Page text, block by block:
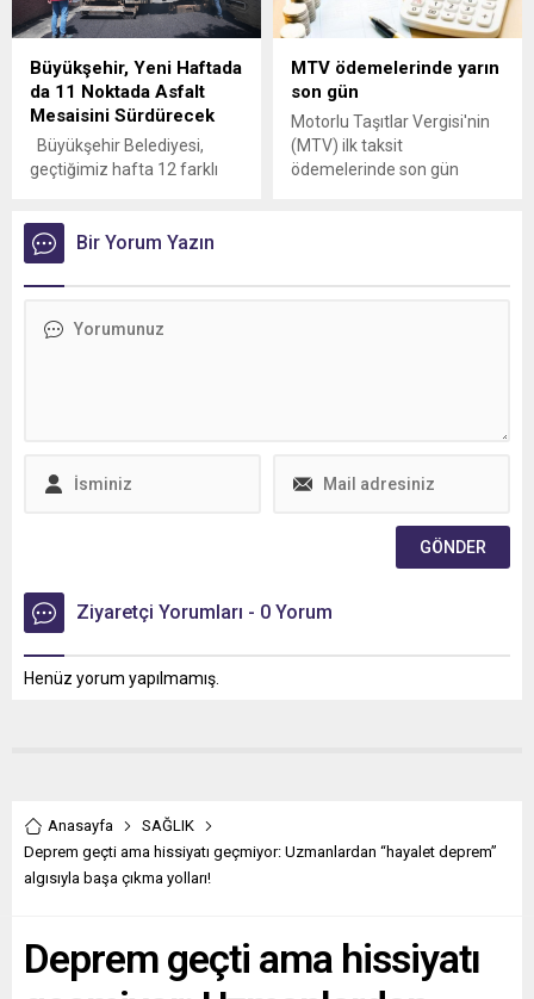
Büyükşehir, Yeni Haftada
da 11 Noktada Asfalt
Mesaisini Sürdürecek
Büyükşehir Belediyesi,
geçtiğimiz hafta 12 farklı
yaklaşık 10 kilometrelik yolu
sıcak asfaltla buluşturdu.
Ekipler bu hafta ise
Göksun’da 11 noktada asfalt
vatandaşlara daha konforlu
MTV ödemelerinde yarın
son gün
Motorlu Taşıtlar Vergisi'nin
(MTV) ilk taksit
ödemelerinde son gün
şubeleri ve mobil bankacılık
Bir Yorum Yazın
Ziyaretçi Yorumları - 0 Yorum
Henüz yorum yapılmamış.
Anasayfa
SAĞLIK
Deprem geçti ama hissiyatı geçmiyor: Uzmanlardan “hayalet deprem”
algısıyla başa çıkma yolları!
Deprem geçti ama hissiyatı